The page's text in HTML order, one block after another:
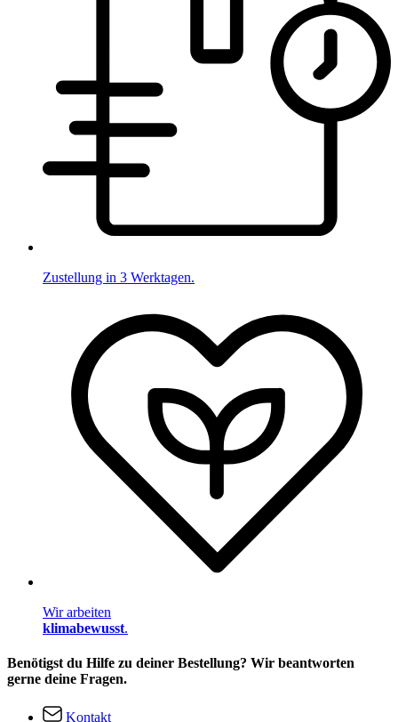
Zustellung in 3 Werktagen.
Wir arbeiten
klimabewusst.
Benötigst du Hilfe zu deiner Bestellung? Wir beantworten
gerne deine Fragen.
Kontakt